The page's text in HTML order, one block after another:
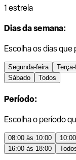
1 estrela
Dias da semana:
Escolha os dias
Segunda-feira
Sábado
Todos
Período:
Escolha o período
08:00 às 10:00
16:00 às 18:00